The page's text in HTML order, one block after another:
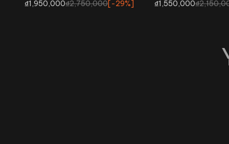
₫1,950,000₫2,750,000[-29%]
₫1,550,000